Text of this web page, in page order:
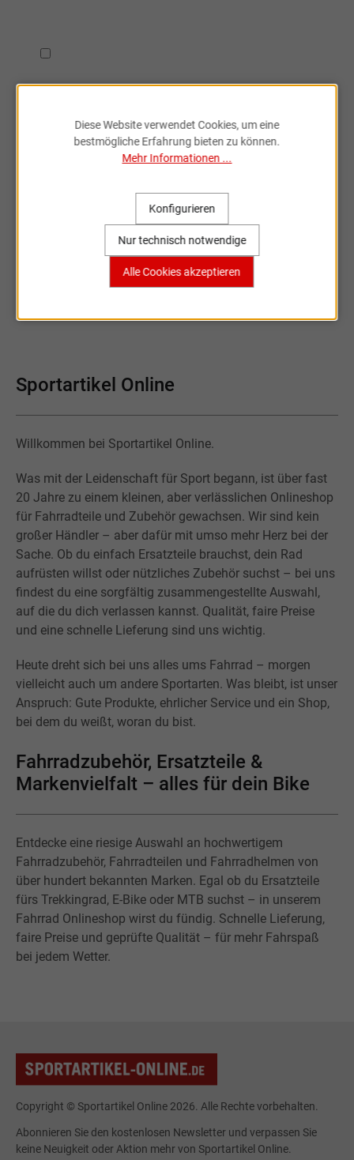
Fahrradzubehör & Ersatzteile
online entdecken
Große Auswahl, bekannte Marken,
schnelle Lieferung – Sportartikel Online
Sportartikel Online
Willkommen bei Sportartikel Online.
Was mit der Leidenschaft für Sport begann, ist über fast
20 Jahre zu einem kleinen, aber verlässlichen Onlineshop
für Fahrradteile und Zubehör gewachsen. Wir sind kein
großer Händler – aber dafür mit umso mehr Herz bei der
Sache. Ob du einfach Ersatzteile brauchst, dein Rad
aufrüsten willst oder nützliches Zubehör suchst – bei uns
findest du eine sorgfältig zusammengestellte Auswahl,
auf die du dich verlassen kannst. Qualität, faire Preise
und eine schnelle Lieferung sind uns wichtig.
Heute dreht sich bei uns alles ums Fahrrad – morgen
vielleicht auch um andere Sportarten. Was bleibt, ist unser
Anspruch: Gute Produkte, ehrlicher Service und ein Shop,
bei dem du weißt, woran du bist.
Fahrradzubehör, Ersatzteile &
Markenvielfalt – alles für dein Bike
Entdecke eine riesige Auswahl an hochwertigem
Fahrradzubehör, Fahrradteilen und Fahrradhelmen von
über hundert bekannten Marken. Egal ob du Ersatzteile
fürs Trekkingrad, E-Bike oder MTB suchst – in unserem
Fahrrad Onlineshop wirst du fündig. Schnelle Lieferung,
faire Preise und geprüfte Qualität – für mehr Fahrspaß
bei jedem Wetter.
Copyright © Sportartikel Online 2026. Alle Rechte vorbehalten.
Abonnieren Sie den kostenlosen Newsletter und verpassen Sie
keine Neuigkeit oder Aktion mehr von Sportartikel Online.
Diese Website verwendet Cookies, um eine
bestmögliche Erfahrung bieten zu können.
Mehr Informationen ...
Nur technisch notwendige
Konfigurieren
Alle Cookies akzeptieren